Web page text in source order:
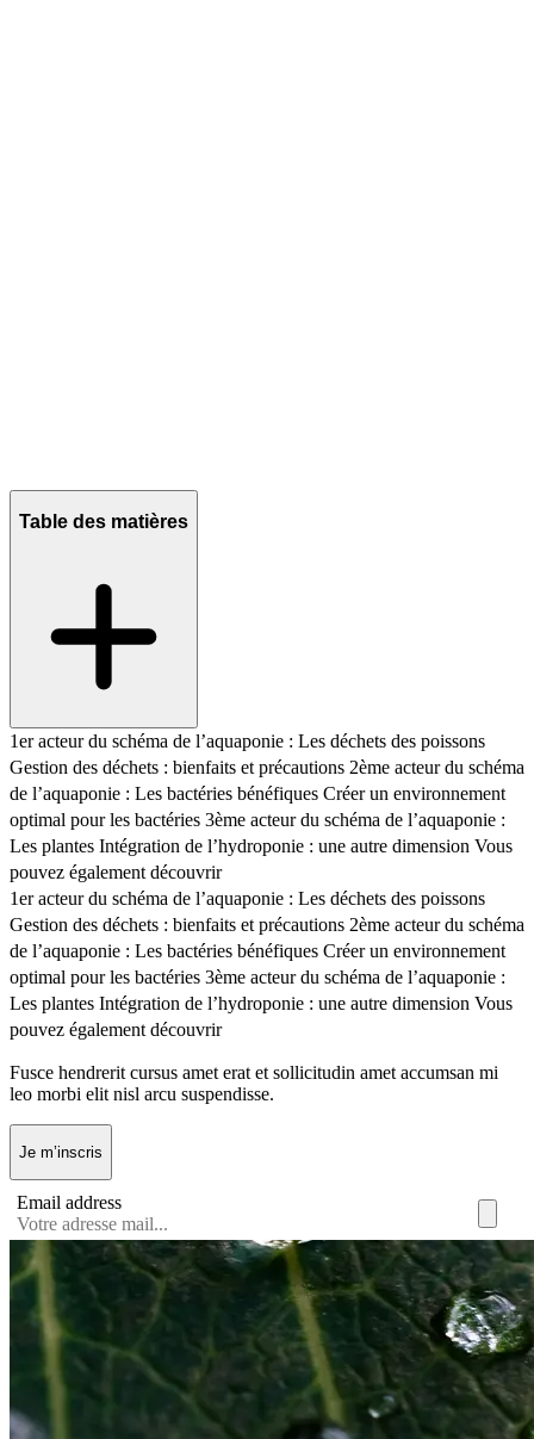
Table des matières
1er acteur du schéma de l’aquaponie : Les déchets des poissons
Gestion des déchets : bienfaits et précautions 2ème acteur du schéma
de l’aquaponie : Les bactéries bénéfiques Créer un environnement
optimal pour les bactéries 3ème acteur du schéma de l’aquaponie :
Les plantes Intégration de l’hydroponie : une autre dimension Vous
pouvez également découvrir
1er acteur du schéma de l’aquaponie : Les déchets des poissons
Gestion des déchets : bienfaits et précautions 2ème acteur du schéma
de l’aquaponie : Les bactéries bénéfiques Créer un environnement
optimal pour les bactéries 3ème acteur du schéma de l’aquaponie :
Les plantes Intégration de l’hydroponie : une autre dimension Vous
pouvez également découvrir
Fusce hendrerit cursus amet erat et sollicitudin amet accumsan mi
leo morbi elit nisl arcu suspendisse.
Je m’inscris
Email address